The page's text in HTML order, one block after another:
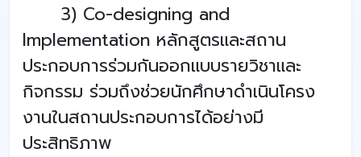
3) Co-designing and
Implementation หลักสูตรและสถาน
ประกอบการร่วมกันออกแบบรายวิชาและ
กิจกรรม ร่วมถึงช่วยนักศึกษาดำเนินโครง
งานในสถานประกอบการได้อย่างมี
ประสิทธิภาพ